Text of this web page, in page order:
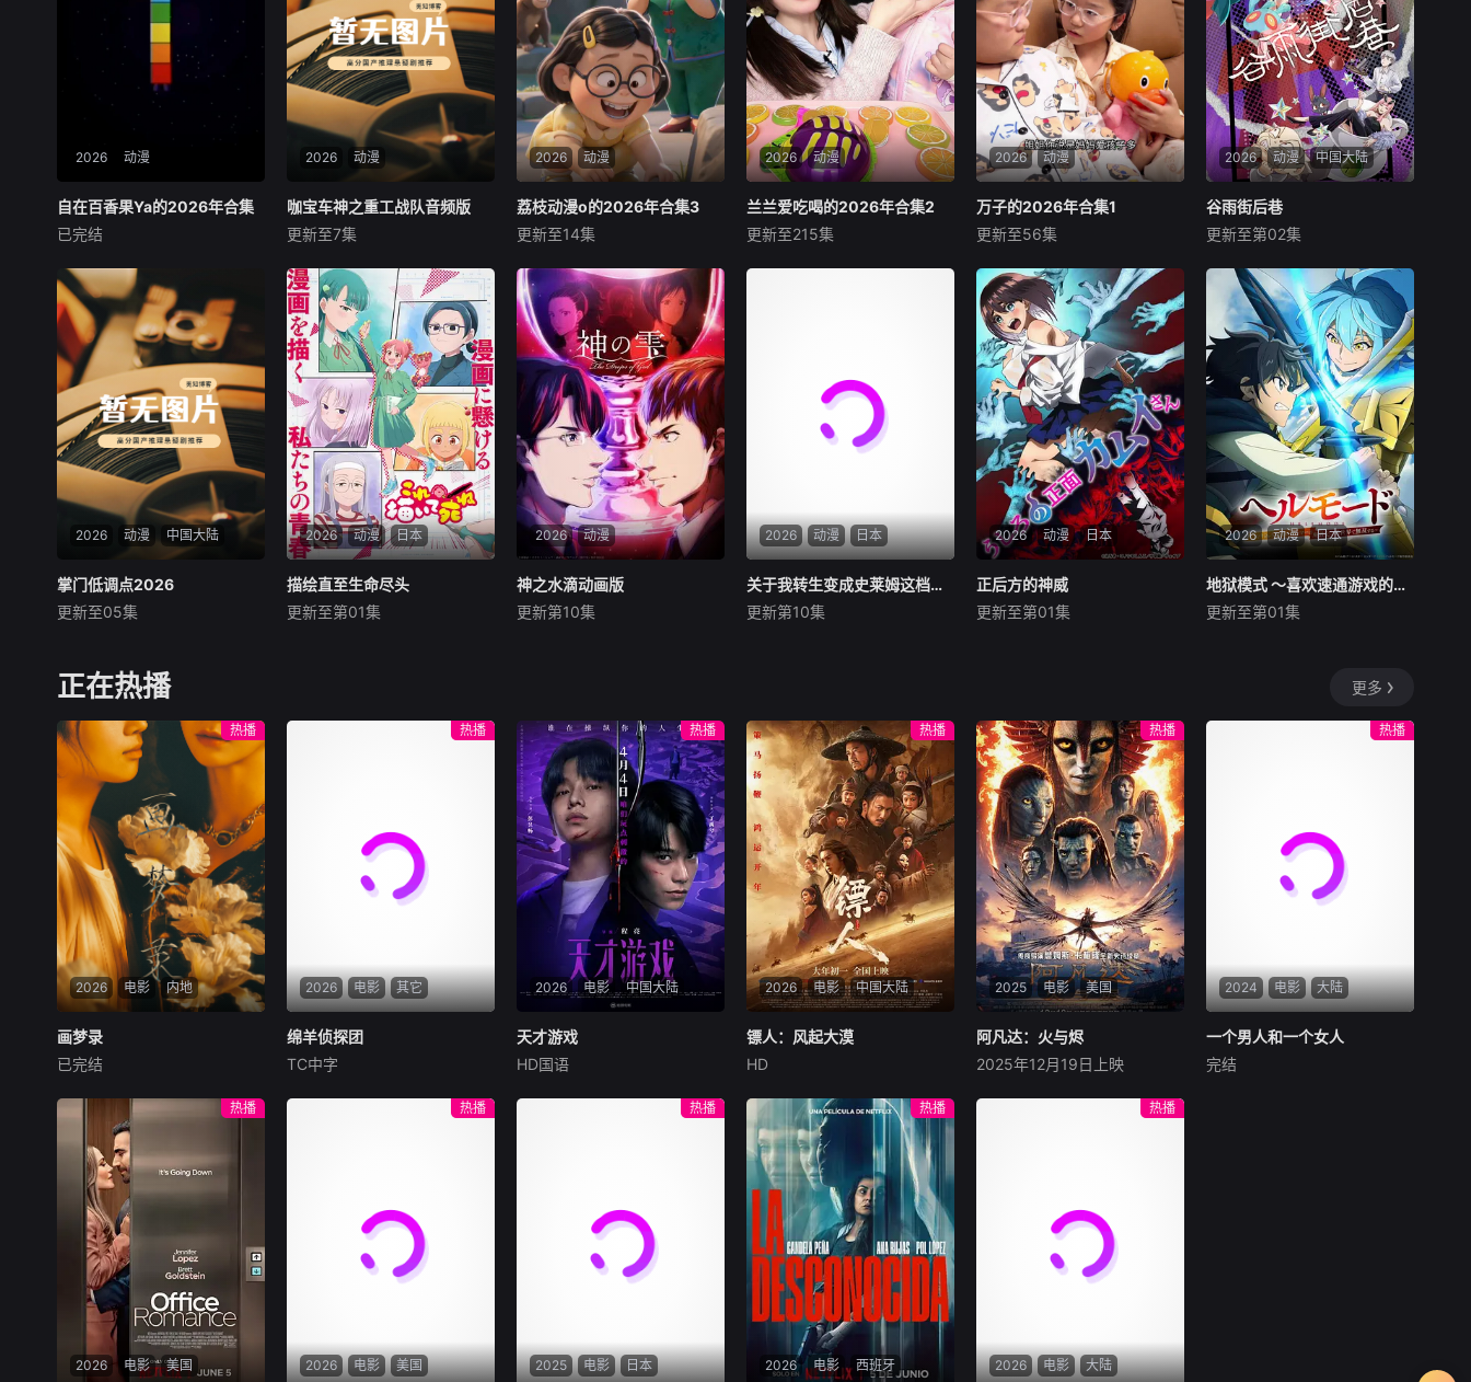
2026 动漫
自在百香果Ya的2026年合集
未知
暂无内容
自在百香果Ya的2026年合集
已完结
2026 动漫
咖宝车神之重工战队音频版
未知
【该节目为音频】平凡的小学
生田小咖有着跟大多数男孩非
常相似的经历。由于父母忙于
工作、无暇陪伴，小咖发现了
神奇的朋友咖宝车神。咖宝车
神是来自未来的秘密朋友，他
们有着日常生活中常见的汽车
形态，又能在需要时变身成机
器人，陪伴小咖度过有趣又难
忘的每一天，又时常保护着小
咖和他的家人朋友，帮助小咖
解决各种各样的难题。
咖宝车神之重工战队音频版
更新至7集
2026 动漫
荔枝动漫o的2026年合集3
未知
暂无内容
荔枝动漫o的2026年合集3
更新至14集
2026 动漫
兰兰爱吃喝的2026年合集2
未知
暂无内容
兰兰爱吃喝的2026年合集2
更新至215集
2026 动漫
万⁣子的2026年合集1
未知
暂无内容
万⁣子的2026年合集1
更新至56集
2026 动漫 中国大陆
谷雨街后巷
未知
在时空的交错点开着一间酒馆
——谷雨街后巷。无论城市的
角落，还是繁星坠落的荒漠，
穿过现实的迷宫，欢迎光临
“谷雨街后巷”。在这有着无尽
时间的酒馆里，点杯梦，邂逅
形形色色的客人吧。看水豚系
少年小默剥开执念的
谷雨街后巷
更新至第02集
2026 动漫 中国大陆
掌门低调点2026
宁冀荣 子兮
墨门，少年路朝歌痛失至亲，
绝境之中觉醒绑定逆天系统，
清世间妖邪。十年蛰伏苦修，
他困于初境寸步难行，一朝契
机重启系统，携妹妹路冬梨下
山寻灵草破境。途中
掌门低调点2026
更新至05集
2026 动漫 日本
描绘直至生命尽头
关根明良
她是浪费生命、声称漫画都是
得知 ☆野0 将推出续作，便独
自到 Comike 购买新作，发现
☆野0 即是手岛老师，便恳请
描绘直至生命尽头
更新至第01集
2026 动漫
神之水滴动画版
龟梨和也
书。在遗书中他宣布，只有以
“盲饮”方式猜中他指定的十二
瓶顶级葡萄酒（“十二使徒”）
以及第十三瓶梦幻之酒（“神
之雫”）的酒名
神之水滴动画版
更新第10集
2026 动漫 日本
关于我转生变成史莱姆这档事第四季
冈咲美保
世界「人魔共荣圈」迈进。跨
越种族之间的隔阂，携手走向
繁荣的魔国联邦。然而，在这
背后，也有人将魔王利姆路的
崛起视为危险。其中
关于我转生变成史莱姆这档事第四季
更新第10集
2026 动漫 日本
正后方的神威
杉田智和
者·神威除灵。 拥有压倒性
灵力的神威，除灵方式却是前
所未见的—— “以高超性
爱技巧让幽灵们爽到升
天！！！！！”
正后方的神威
更新至第01集
2026 动漫 日本
地狱模式 ～喜欢速通游戏的玩家在废设定异世界无双～ 第二季
田村睦心
生到最高难度“地狱模式”的前
本，没有论坛。连练级都是赌
士”的能力，以及前世的知
识，一次次突破死线的亚莲，
虽出身农奴，却得以成为贵族
伙伴、与人类最强勇者赫米奥
斯的相遇，以及梦寐以求的组
这个世界无论走到哪里都是
“地狱模式”。在新的舞台上，
地狱模式 ～喜欢速通游戏的玩家在废设定异世界无双～ 第二季
更新至第01集
正在热播 更多
2026 电影 内地
热播
画梦录
代露娃
民国的上海滩，身怀绝技的孤
女画师许雁真，意外与身陷危
局的融汇银行总账姜心羽产生
交集。姜心羽遭人陷害，只得
与许雁真结盟，彼时银行欲将
国宝名画低价卖给外国人，许
雁真凭借自身精湛画技仿造名
画、偷天换日。几经波折，两
人联手在各方势力的夹缝间巧
妙周旋，共历险阻，破解重重
困境。
画梦录
已完结
2026 电影 其它
热播
绵羊侦探团
产，让每个人貌似都有犯罪动
机。警察毫无头绪之时，羊群
们决定“不务正业”迈出牧场，
追查牧羊人“躺平
绵羊侦探团
TC中字
2026 电影 中国大陆
热播
天才游戏
彭昱畅
穷途末路的天才少年刘全龙
名表、神秘女友全部备齐，在
陈伦的精心打造下，刘全龙瞬
间拥有顶配人生。
天才游戏
HD国语
2026 电影 中国大陆
热播
镖人：风起大漠
大漠之上，镖人、官府、西域
五大家族等多方势力盘根错
节、暗潮涌动。“天字第二号
逃犯”刀马接下特殊押镖任
务，和同伴一起从西域护镖远
赴长安。不料，他们的护送对
象竟是“天字第一号逃犯”知世
郎……天下熙熙皆为利来，各
方势力闻风入局，抢镖厮杀接
连上演……
镖人：风起大漠
HD
2025 电影 美国
热播
阿凡达：火与烬
萨姆·沃辛顿
佐伊·索尔达娜
护血脉相连的情感纽带的历
程，从而将故事推向更具张力
的全新维度。此外，潘多拉的
全新领域也即将揭晓
阿凡达：火与烬
2025年12月19日上映
2024 电影 大陆
热播
一个男人和一个女人
黄渤
一个男人和一个女人
完结
2026 电影 美国
热播
2026 电影 美国
热播
2025 电影 日本
热播
2026 电影 西班牙
热播
2026 电影 大陆
热播